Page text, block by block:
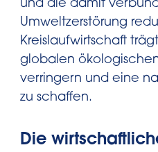
und die damit
Umweltzerstörung
Kreislaufwirtschaft
globalen
verringern und eine
zu schaffen.
Die